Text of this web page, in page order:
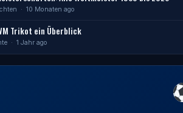
· 10 Monaten ago
Trikot ein Überblick
· 1 Jahr ago